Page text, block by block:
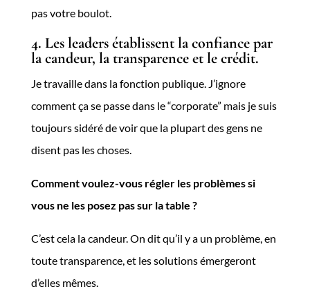
pas votre boulot.
4. Les leaders établissent la confiance par
la candeur, la transparence et le crédit.
Je travaille dans la fonction publique. J’ignore
comment ça se passe dans le “corporate” mais je suis
toujours sidéré de voir que la plupart des gens ne
disent pas les choses.
Comment voulez-vous régler les problèmes si
vous ne les posez pas sur la table ?
C’est cela la candeur. On dit qu’il y a un problème, en
toute transparence, et les solutions émergeront
d’elles mêmes.